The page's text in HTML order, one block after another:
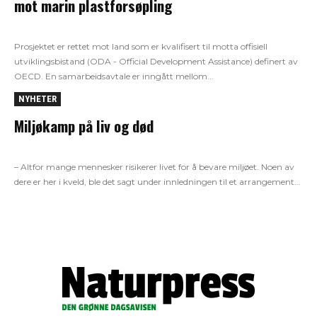
mot marin plastforsøpling
Prosjektet er rettet mot land som er kvalifisert til motta offisiell
utviklingsbistand (ODA - Official Development Assistance) definert av
OECD. En samarbeidsavtale er inngått mellom...
NYHETER
Miljøkamp på liv og død
– Altfor mange mennesker risikerer livet for å bevare miljøet. Noen av
dere er her i kveld, ble det sagt under innledningen til et arrangement...